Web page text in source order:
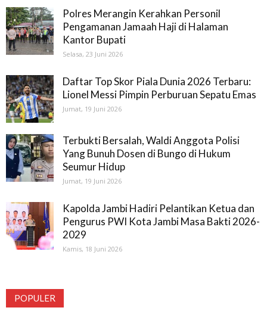
Polres Merangin Kerahkan Personil
Pengamanan Jamaah Haji di Halaman
Kantor Bupati
Selasa, 23 Juni 2026
Daftar Top Skor Piala Dunia 2026 Terbaru:
Lionel Messi Pimpin Perburuan Sepatu Emas
Jumat, 19 Juni 2026
Terbukti Bersalah, Waldi Anggota Polisi
Yang Bunuh Dosen di Bungo di Hukum
Seumur Hidup
Jumat, 19 Juni 2026
Kapolda Jambi Hadiri Pelantikan Ketua dan
Pengurus PWI Kota Jambi Masa Bakti 2026-
2029
Kamis, 18 Juni 2026
POPULER